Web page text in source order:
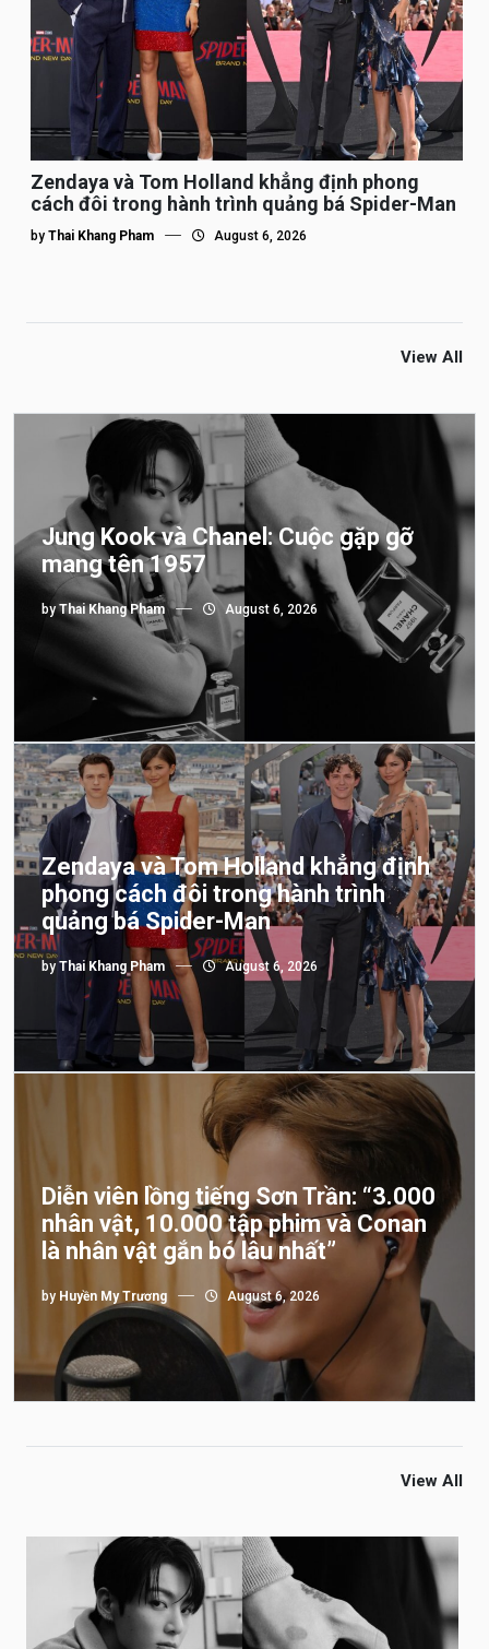
Zendaya và Tom Holland khẳng định phong
cách đôi trong hành trình quảng bá Spider-Man
by Thai Khang Pham August 6, 2026
View All
Jung Kook và Chanel: Cuộc gặp gỡ
mang tên 1957
byThai Khang Pham August 6, 2026
Zendaya và Tom Holland khẳng định
phong cách đôi trong hành trình
quảng bá Spider-Man
by Thai Khang Pham August 6, 2026
Diễn viên lồng tiếng Sơn Trần: “3.000
nhân vật, 10.000 tập phim và Conan
là nhân vật gắn bó lâu nhất”
by Huyền My Trương August 6, 2026
View All